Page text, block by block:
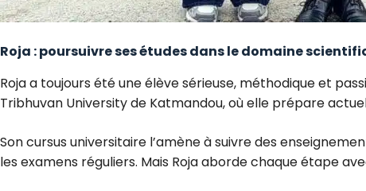
Roja : poursuivre ses études dans le domaine
Roja a toujours été une élève sérieuse, méthodique et
Tribhuvan University de Katmandou, où elle prépare
Son cursus universitaire l’amène à suivre des
les examens réguliers. Mais Roja aborde chaque étape